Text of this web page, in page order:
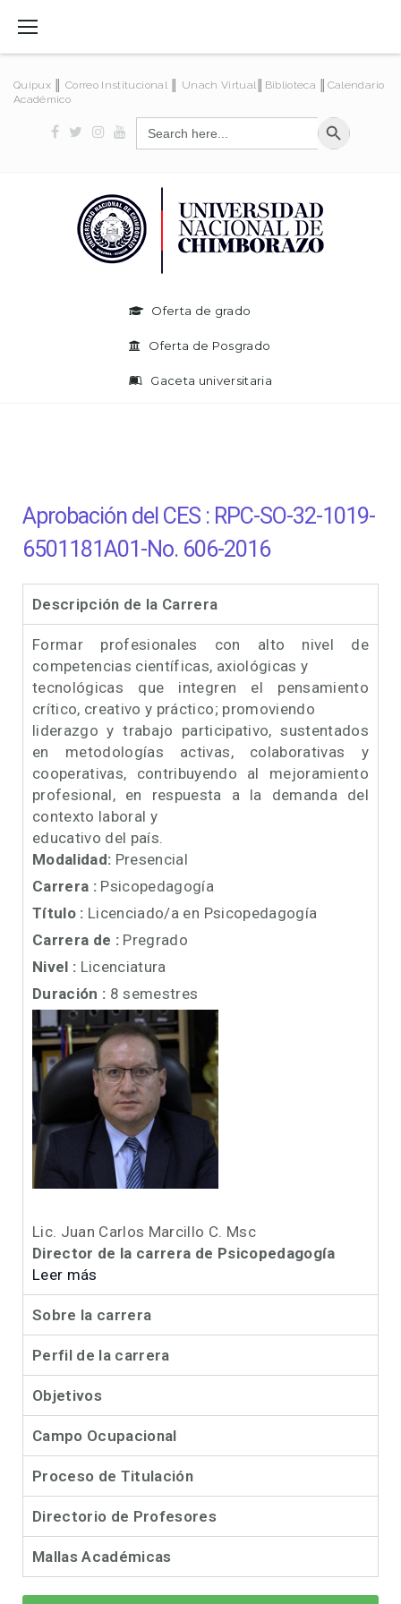
Quipux ║Correo Institucional║ Unach Virtual Biblioteca
Calendario
Académico
Search
for:
SEARCH
Oferta de grado
Oferta de Posgrado
Gaceta universitaria
Aprobación del CES : RPC-SO-32-1019-
6501181A01-No. 606-2016
Descripción de la Carrera
Formar profesionales con alto nivel de
competencias científicas, axiológicas y
tecnológicas que integren el pensamiento
crítico, creativo y práctico; promoviendo
liderazgo y trabajo participativo, sustentados
en metodologías activas, colaborativas y
cooperativas, contribuyendo al mejoramiento
profesional, en respuesta a la demanda del
contexto laboral y
educativo del país.
Modalidad: Presencial
Carrera : Psicopedagogía
Título : Licenciado/a en Psicopedagogía
Carrera de : Pregrado
Nivel : Licenciatura
Duración : 8 semestres
Lic. Juan Carlos Marcillo C. Msc
Director de la carrera de Psicopedagogía
Leer más
Sobre la carrera
Perfil de la carrera
Objetivos
Campo Ocupacional
Proceso de Titulación
Directorio de Profesores
Mallas Académicas